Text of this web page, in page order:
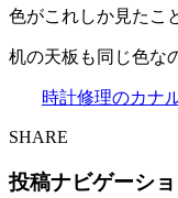
色がこれしか見たこ
机の天板も同じ色な
時計修理のカナ
SHARE
投稿ナビゲーシ